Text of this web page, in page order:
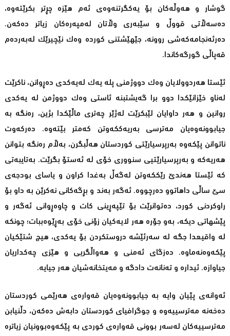
گوشار و هه‌وڵه‌كان بۆ یه‌كگرتنه‌وه‌ی ئه‌م هێزه‌ چڕتر بكرێته‌وه‌،
ده‌سه‌ڵاتی قووڵ و سێبه‌ری وڵاتان له‌مپه‌ره‌كان زیاتر ده‌كه‌ن.
ده‌رئه‌نجامه‌كه‌شی روونه‌، جێهێشتنی كورده‌ وه‌ك نێچیرێك له‌به‌رده‌م
قه‌پاڵی گورگه‌كاندا.
ئێستا هه‌ردوولایان وه‌ك دووژمنی پله‌ یه‌ك له‌یه‌كدی ده‌ڕوانن، ناكرێت
له‌ناو خێزانێكدا دوو برا گه‌یشتبنه‌ ئاستی وه‌ك دووژمن له‌ یه‌كدی
روانین و هه‌ر داوایان لێبكرێت له‌ژێر چه‌تری ماڵێكدا بژین، ره‌نگه‌ به‌
جیابوونه‌وه‌یان مه‌ترسی به‌ریه‌ككه‌وتن كه‌متر بێته‌وه‌. ده‌ركه‌وت
ناتوانن پێكه‌وه‌ به‌رپرسیارێتی كوردستان هه‌ڵبگرن، به‌ڵام ره‌نگه‌ بتوانن
هه‌ریه‌كه ‌و به‌رپرسیارێتیی سنووری خۆی له‌ ئه‌ستۆ بگرێت. به‌تایبه‌تی
كه‌ ئێستا هه‌ندێ‌ رێككه‌وتن له‌گه‌ڵ به‌غدا كراون و یاسای بودجه‌ی
سێ‌ ساڵی داهاتوو ده‌رچووه‌. ئه‌گه‌ر به‌ند و بڕگه‌كانی نه‌كرێن به‌ داو بۆ
راوكردنی كورد، ده‌توانرێت بۆ تێپه‌ڕینی كات و چاوه‌ڕوانی ئه‌گه‌ر و
پێشهاتی دیكه‌، به‌و جۆره‌ هه‌ر لایه‌كیان زۆنی خۆی به‌ڕێوه‌ببات؛ چونكه‌
له‌ واقیعدا جگه‌ لە سەرئێشە دروستكردن بۆ یه‌كدی، هیچ شتێكیان
پێكه‌وه‌نه‌ماوه‌. ده‌زگای ئه‌منی و هه‌واڵگریی و هێزی چه‌كداریان
جیاوازه‌. ئیداره‌ و ته‌نانه‌ت دادگە و مه‌یتخانه‌شیان هه‌ر جیایه‌.
ئه‌وانه‌ی پێیان وایه‌ به‌ جیابوونه‌وه‌یان قه‌واره‌ی هه‌رێمی کوردستان
ده‌خه‌نه‌ مه‌ترسییه‌وه ‌و جوگرافیای كوردستان دابه‌ش ده‌كه‌ن، دڵنیابن
مه‌ترسییه‌كان له‌سه‌ر بوونی قه‌واره‌ی كوردی به‌ پێكه‌وه‌بوونیان زیاتره‌